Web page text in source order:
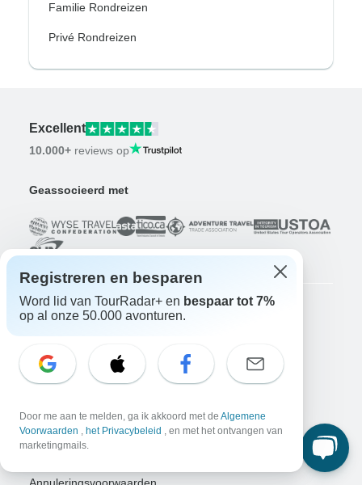
Familie Rondreizen
Privé Rondreizen
Excellent
10.000+ reviews op
Geassocieerd met
Vacatures
Solliciteer nu!
Win een avontuur
Doe nu mee!
Waarom TourRadar?
Registreren en besparen
Word lid van TourRadar+ en bespaar tot 7%
op al onze 50.000 avonturen.
Door me aan te melden, ga ik akkoord met de Algemene
Voorwaarden , het Privacybeleid , en met het ontvangen van
marketingmails.